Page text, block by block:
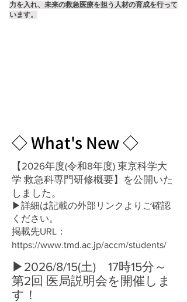
力を入れ、未来の救急医療を担う人材の育成を行って
います。
◇ What's New ◇
【2026年度(令和8年度) 東京科学大
学 救急科専門研修概要】を公開いた
しました。
▶詳細は記載の外部リンクよりご確認
ください。
掲載先URL：
https://www.tmd.ac.jp/accm/students/
▶2026/8/15(土) 17時15分～
第2回 医局説明会を開催しま
す！